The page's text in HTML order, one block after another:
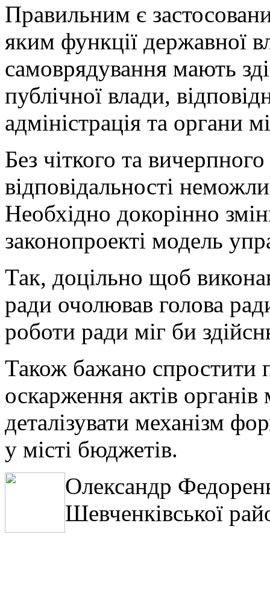
Правильним є
яким функції державної
самоврядування мають
публічної влади,
адміністрація та органи
Без чіткого та
відповідальності
Необхідно докорінно
законопроекті модель
Так, доцільно щоб
ради очолював голова
роботи ради міг би
Також бажано спростити
оскарження актів
деталізувати механізм
у місті бюджетів.
Олександр
Шевченківської